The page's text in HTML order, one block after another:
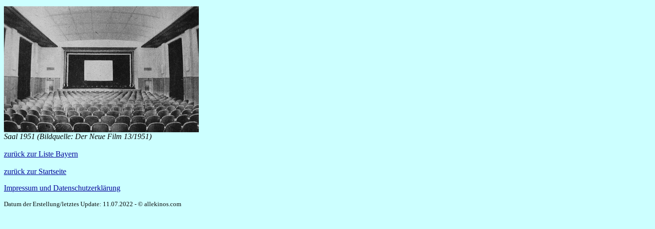
Saal 1951 (Bildquelle: Der Neue Film 13/1951)
zurück zur Liste Bayern
zurück zur Startseite
Impressum und Datenschutzerklärung
Datum der Erstellung/letztes Update: 11.07.2022 - © allekinos.com